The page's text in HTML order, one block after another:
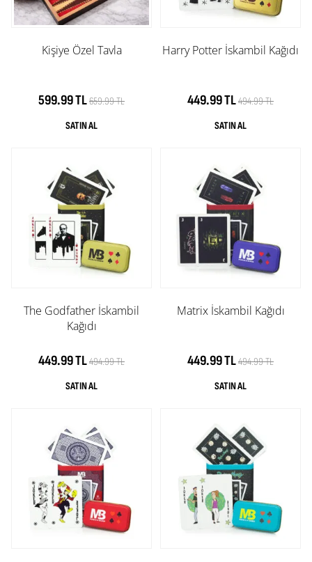
Kişiye Özel Tavla
599.99 TL659.99 TL
Harry Potter İskambil Kağıdı
449.99 TL494.99 TL
The Godfather İskambil
Kağıdı
449.99 TL494.99 TL
Matrix İskambil Kağıdı
449.99 TL494.99 TL